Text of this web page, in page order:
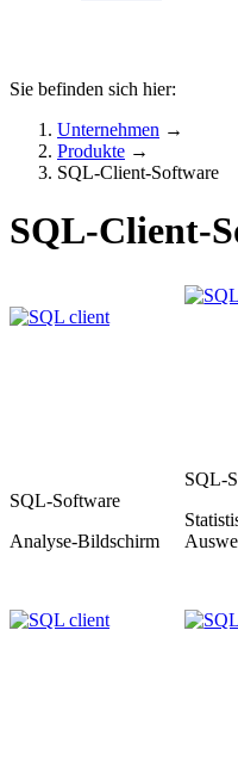
Sie befinden sich hier:
Unternehmen →
Produkte →
SQL-Client-Software
SQL-Client-
SQL-Software
Analyse-Bildschirm
SQL-